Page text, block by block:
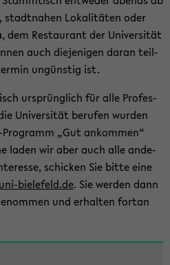
stadt­na­hen Lo­ka­li­tä­ten oder
dem Re­stau­rant der Uni­ver­si­tät
auch die­je­ni­gen daran teil­
un­güns­tig ist.
ur­sprüng­lich für alle Pro­fes­
Uni­ver­si­tät be­ru­fen wur­den
„Gut an­kom­men“
laden wir aber auch alle an­de­
schi­cken Sie bitte eine
​bielefeld.de. Sie wer­den dann
und er­hal­ten fort­an